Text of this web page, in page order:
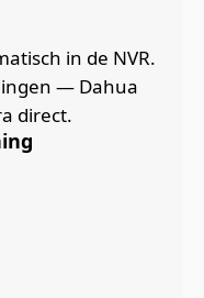
in de NVR.
— Dahua
direct.